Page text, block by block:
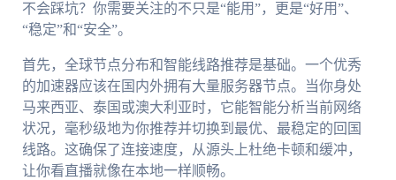
不会踩坑？你需要关注的不只是“能用”，更是“好用”、
“稳定”和“安全”。
首先，全球节点分布和智能线路推荐是基础。一个优秀
的加速器应该在国内外拥有大量服务器节点。当你身处
马来西亚、泰国或澳大利亚时，它能智能分析当前网络
状况，毫秒级地为你推荐并切换到最优、最稳定的回国
线路。这确保了连接速度，从源头上杜绝卡顿和缓冲，
让你看直播就像在本地一样顺畅。